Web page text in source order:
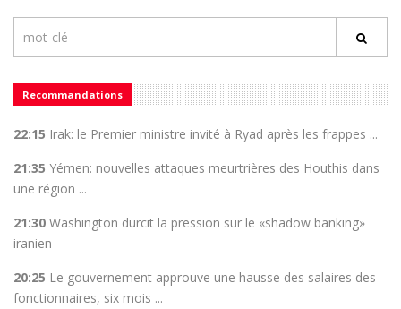
Recommandations
22:15 Irak: le Premier ministre invité à Ryad après les frappes ...
21:35 Yémen: nouvelles attaques meurtrières des Houthis dans
une région ...
21:30 Washington durcit la pression sur le «shadow banking»
iranien
20:25 Le gouvernement approuve une hausse des salaires des
fonctionnaires, six mois ...